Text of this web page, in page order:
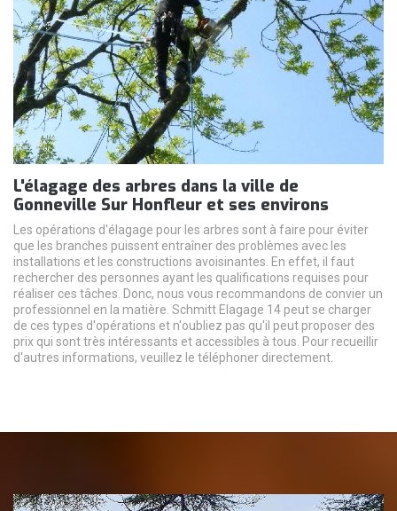
L'élagage des arbres dans la ville de
Gonneville Sur Honfleur et ses environs
Les opérations d'élagage pour les arbres sont à faire pour éviter
que les branches puissent entraîner des problèmes avec les
installations et les constructions avoisinantes. En effet, il faut
rechercher des personnes ayant les qualifications requises pour
réaliser ces tâches. Donc, nous vous recommandons de convier un
professionnel en la matière. Schmitt Elagage 14 peut se charger
de ces types d'opérations et n'oubliez pas qu'il peut proposer des
prix qui sont très intéressants et accessibles à tous. Pour recueillir
d'autres informations, veuillez le téléphoner directement.